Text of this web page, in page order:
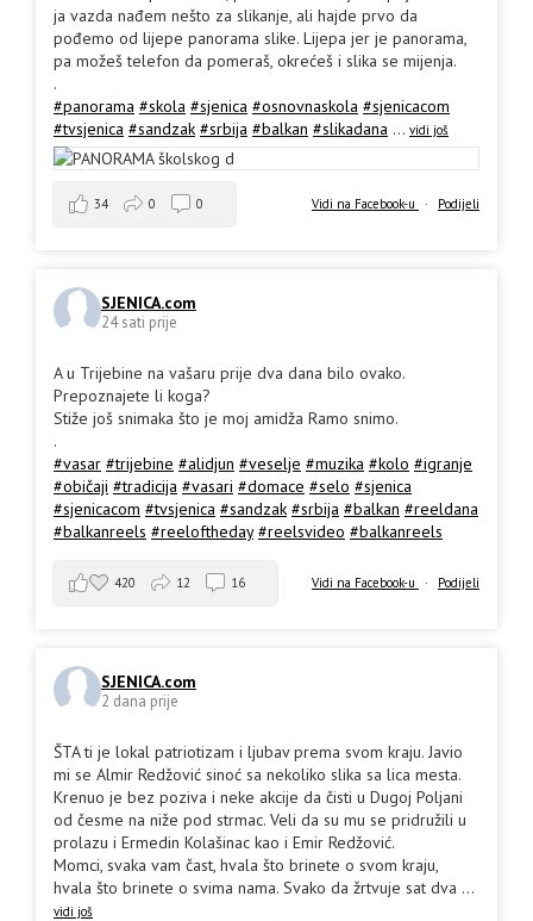
ja vazda nađem nešto za slikanje, ali hajde prvo da
pođemo od lijepe panorama slike. Lijepa jer je panorama,
pa možeš telefon da pomeraš, okrećeš i slika se mijenja.
.
#panorama #skola #sjenica #osnovnaskola #sjenicacom
#tvsjenica #sandzak #srbija #balkan #slikadana ... vidi još
Vidi na Facebook-u · Podijeli
34 0 0
SJENICA.com
24 sati prije
A u Trijebine na vašaru prije dva dana bilo ovako.
Prepoznajete li koga?
Stiže još snimaka što je moj amidža Ramo snimo.
.
#vasar #trijebine #alidjun #veselje #muzika #kolo #igranje
#običaji #tradicija #vasari #domace #selo #sjenica
#sjenicacom #tvsjenica #sandzak #srbija #balkan #reeldana
#balkanreels #reeloftheday #reelsvideo #balkanreels
Vidi na Facebook-u · Podijeli
420 12 16
SJENICA.com
2 dana prije
ŠTA ti je lokal patriotizam i ljubav prema svom kraju. Javio
mi se Almir Redžović sinoć sa nekoliko slika sa lica mesta.
Krenuo je bez poziva i neke akcije da čisti u Dugoj Poljani
od česme na niže pod strmac. Veli da su mu se pridružili u
prolazu i Ermedin Kolašinac kao i Emir Redžović.
Momci, svaka vam čast, hvala što brinete o svom kraju,
hvala što brinete o svima nama. Svako da žrtvuje sat dva ...
vidi još